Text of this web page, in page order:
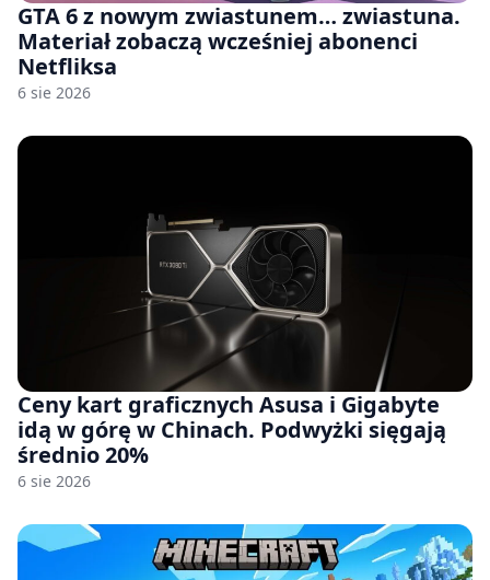
GTA 6 z nowym zwiastunem… zwiastuna.
Materiał zobaczą wcześniej abonenci
Netfliksa
6 sie 2026
Ceny kart graficznych Asusa i Gigabyte
idą w górę w Chinach. Podwyżki sięgają
średnio 20%
6 sie 2026